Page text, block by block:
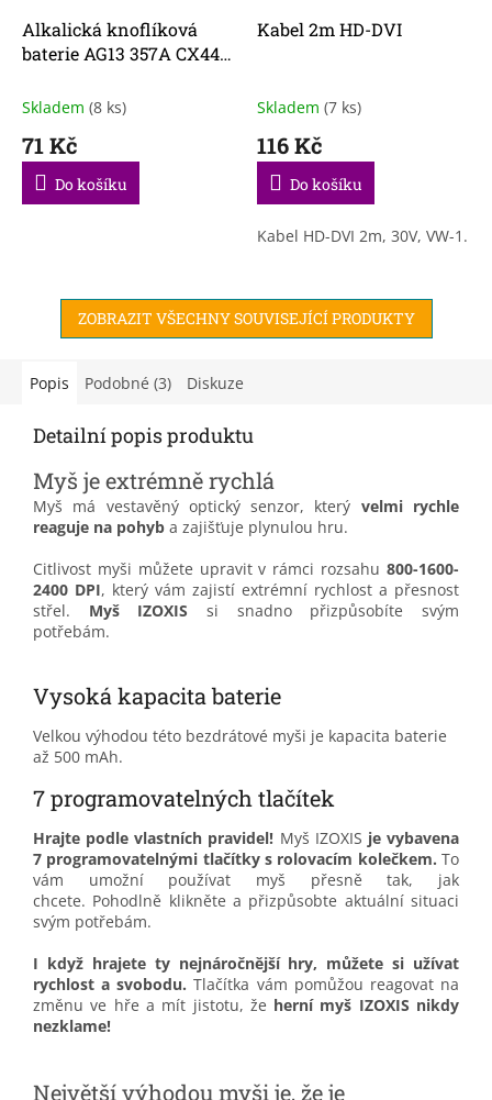
Alkalická knoflíková
baterie AG13 357A CX44
Skladem (8 ks)
71 Kč
Do košíku
Kabel 2m HD-DVI
Skladem (7 ks)
116 Kč
Do košíku
Kabel HD-DVI 2m, 30V, VW-1.
ZOBRAZIT VŠECHNY SOUVISEJÍCÍ PRODUKTY
Popis Podobné (3) Diskuze
Detailní popis produktu
Myš je extrémně rychlá
Myš má vestavěný optický senzor, který velmi rychle
reaguje na pohyb a zajišťuje plynulou hru.
Citlivost myši můžete upravit v rámci rozsahu 800-1600-
2400 DPI, který vám zajistí extrémní rychlost a přesnost
střel. Myš IZOXISsi snadno přizpůsobíte svým
potřebám.
Vysoká kapacita baterie
Velkou výhodou této bezdrátové myši je kapacita baterie
až 500 mAh.
7 programovatelných tlačítek
Hrajte podle vlastních pravidel! Myš IZOXIS je vybavena
7 programovatelnými tlačítky s rolovacím kolečkem. To
vám umožní používat myš přesně tak, jak
chcete. Pohodlně klikněte a přizpůsobte aktuální situaci
svým potřebám.
I když hrajete ty nejnáročnější hry, můžete si užívat
rychlost a svobodu.Tlačítka vám pomůžou reagovat na
změnu ve hře a mít jistotu, že herní myš IZOXIS nikdy
nezklame!
Největší výhodou myši je, že je